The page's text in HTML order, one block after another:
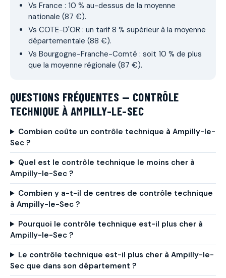
Vs France : 10 % au-dessus de la moyenne
nationale (87 €).
Vs COTE-D'OR : un tarif 8 % supérieur à la moyenne
départementale (88 €).
Vs Bourgogne-Franche-Comté : soit 10 % de plus
que la moyenne régionale (87 €).
QUESTIONS FRÉQUENTES — CONTRÔLE
TECHNIQUE À AMPILLY-LE-SEC
Combien coûte un contrôle technique à Ampilly-le-
Sec ?
Quel est le contrôle technique le moins cher à
Ampilly-le-Sec ?
Combien y a-t-il de centres de contrôle technique
à Ampilly-le-Sec ?
Pourquoi le contrôle technique est-il plus cher à
Ampilly-le-Sec ?
Le contrôle technique est-il plus cher à Ampilly-le-
Sec que dans son département ?